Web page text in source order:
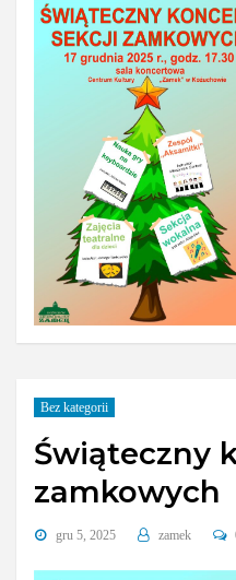
Bez kategorii
Świąteczny
zamkowych
gru 5, 2025 zamek